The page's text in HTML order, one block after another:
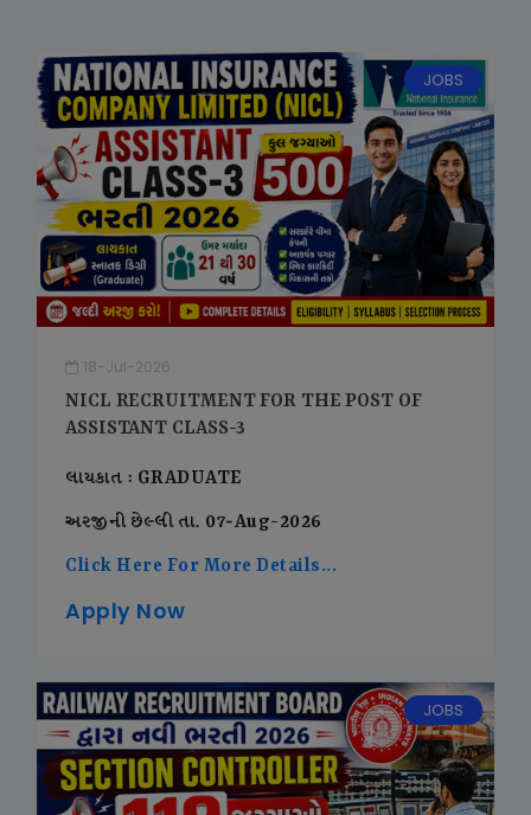
JOBS
18-Jul-2026
NICL RECRUITMENT FOR THE POST OF
ASSISTANT CLASS-3
લાયકાત : GRADUATE
અરજીની છેલ્લી તા. 07-Aug-2026
Click Here For More Details...
Apply Now
JOBS